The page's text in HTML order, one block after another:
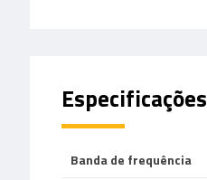
Especificações
Banda de frequência